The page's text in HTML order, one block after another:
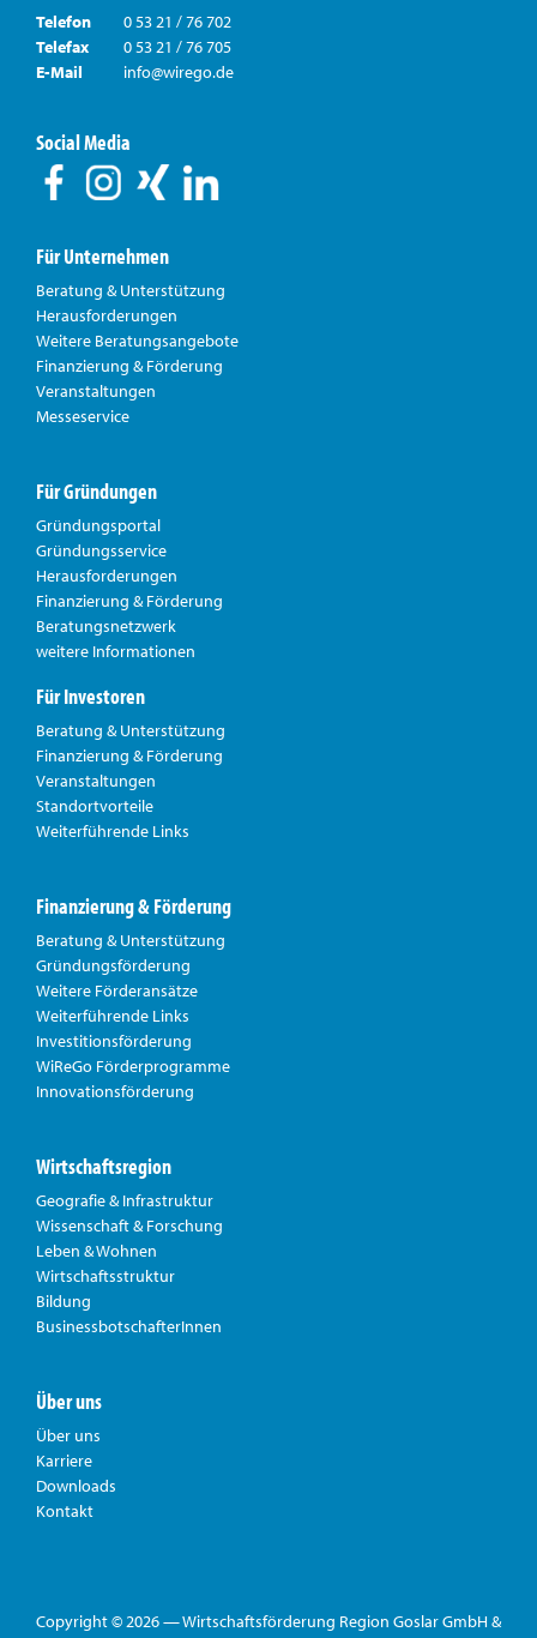
Telefon
0 53 21 / 76 702
Telefax
0 53 21 / 76 705
E-Mail
info@wirego.de
Social Media
Für Unternehmen
Beratung & Unterstützung
Herausforderungen
Weitere Beratungsangebote
Finanzierung & Förderung
Veranstaltungen
Messeservice
Für Gründungen
Gründungsportal
Gründungsservice
Herausforderungen
Finanzierung & Förderung
Beratungsnetzwerk
weitere Informationen
Für Investoren
Beratung & Unterstützung
Finanzierung & Förderung
Veranstaltungen
Standortvorteile
Weiterführende Links
Finanzierung & Förderung
Beratung & Unterstützung
Gründungsförderung
Weitere Förderansätze
Weiterführende Links
Investitionsförderung
WiReGo Förderprogramme
Innovationsförderung
Wirtschaftsregion
Geografie & Infrastruktur
Wissenschaft & Forschung
Leben & Wohnen
Wirtschaftsstruktur
Bildung
BusinessbotschafterInnen
Über uns
Über uns
Karriere
Downloads
Kontakt
Copyright © 2026 — Wirtschaftsförderung Region Goslar GmbH &